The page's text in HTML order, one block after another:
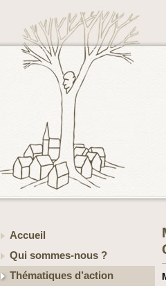
Accueil
Qui sommes-nous ?
Thématiques d’action